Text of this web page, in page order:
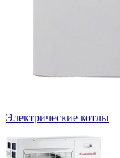
Электрические котлы